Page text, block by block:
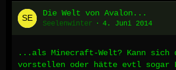
Die Welt von Avalon...
Seelenwinter 4. Juni 2014
...als Minecraft-Welt? Kann sich
vorstellen oder hätte evtl sogar